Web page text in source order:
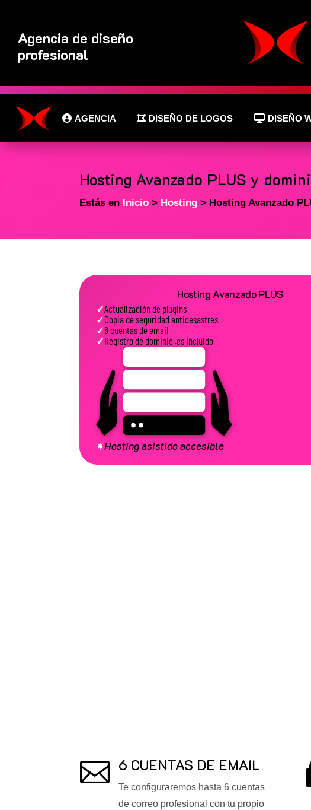
Agencia de diseño
profesional
AGENCIA DISEÑO DE LOGOS DISEÑO
Hosting Avanzado PLUS y
Estás en Inicio> Hosting > Hosting Avanzado
Hosting Avanzado PLUS
✓Actualización de plugins
✓Copia de seguridad antidesastres
✓6 cuentas de email
✓Registro de dominio .es incluido
✷Hosting asistido accesible
 6 CUENTAS DE EMAIL
Te configuraremos hasta 6 cuentas
de correo profesional con tu propio